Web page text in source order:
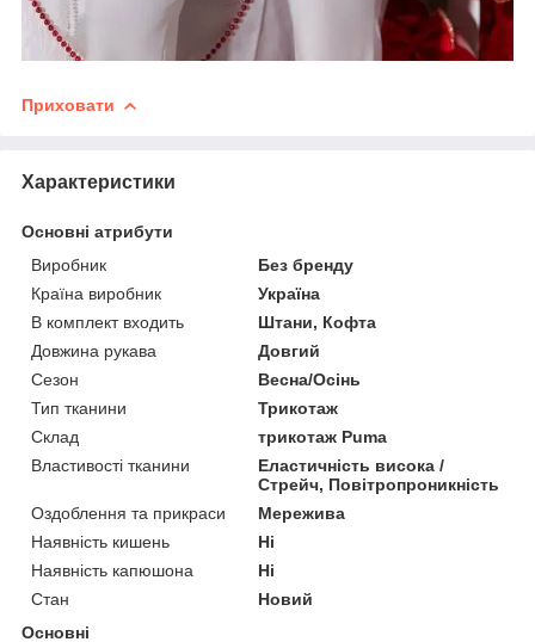
Приховати
Характеристики
Основні атрибути
Виробник
Без бренду
Країна виробник
Україна
В комплект входить
Штани, Кофта
Довжина рукава
Довгий
Сезон
Весна/Осінь
Тип тканини
Трикотаж
Склад
трикотаж Puma
Властивості тканини
Еластичність висока /
Стрейч, Повітропроникність
Оздоблення та прикраси
Мережива
Наявність кишень
Ні
Наявність капюшона
Ні
Стан
Новий
Основні